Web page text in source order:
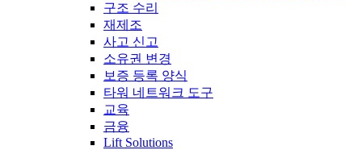
구조 수리
재제조
사고 신고
소유권 변경
보증 등록 양식
타워 네트워크 도구
교육
금융
Lift Solutions